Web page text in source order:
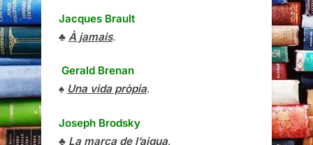
Jacques Brault
♣ À jamais.
Gerald Brenan
♠ Una vida pròpia.
Joseph Brodsky
♣ La marca de l’aigua.